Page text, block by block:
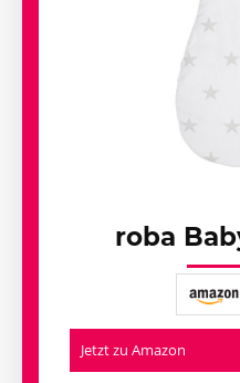
roba
Jetzt zu Amazon